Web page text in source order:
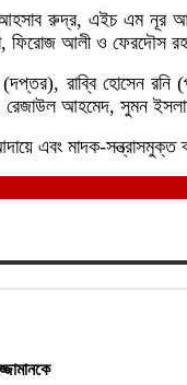
আহসাব রুদ্র, এইচ এম
ফিরোজ আলী ও ফেরদৌস
রাব্বি হোসেন
আহমেদ, সুমন
এবং মাদক-